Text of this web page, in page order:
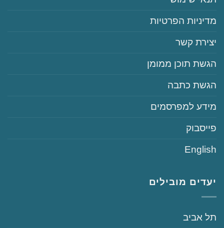
‏‏מדיניות הפרטיות
‏יצירת קשר
‏הגשת תוכן ממומן
‏הגשת כתבה
‏‏מידע למפרסמים
‏פייסבוק
English
יעדים מובילים
‏תל אביב